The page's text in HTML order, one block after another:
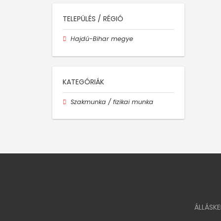
TELEPÜLÉS / RÉGIÓ
Hajdú-Bihar megye
KATEGÓRIÁK
Szakmunka / fizikai munka